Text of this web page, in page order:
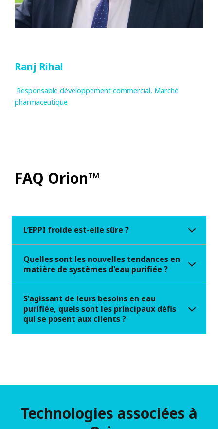
Ranj Rihal
Responsable développement commercial, Marché
pharmaceutique
FAQ Orion™
L’EPPI froide est-elle sûre ?
Quelles sont les nouvelles tendances en
matière de systèmes d'eau purifiée ?
S'agissant de leurs besoins en eau
purifiée, quels sont les principaux défis
qui se posent aux clients ?
Technologies associées à